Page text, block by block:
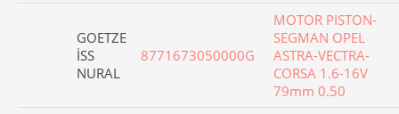
GOETZE
İSS
NURAL
8771673050000G
MOTOR PISTON-
SEGMAN OPEL
ASTRA-VECTRA-
CORSA 1.6-16V
79mm 0.50